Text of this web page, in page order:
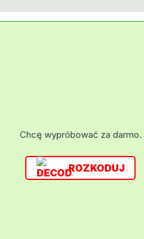
Chcę wypróbować za darmo.
ROZKODUJ